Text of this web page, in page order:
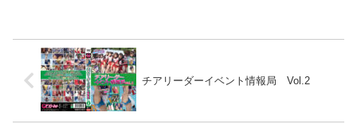
チアリーダーイベント情報局 Vol.2